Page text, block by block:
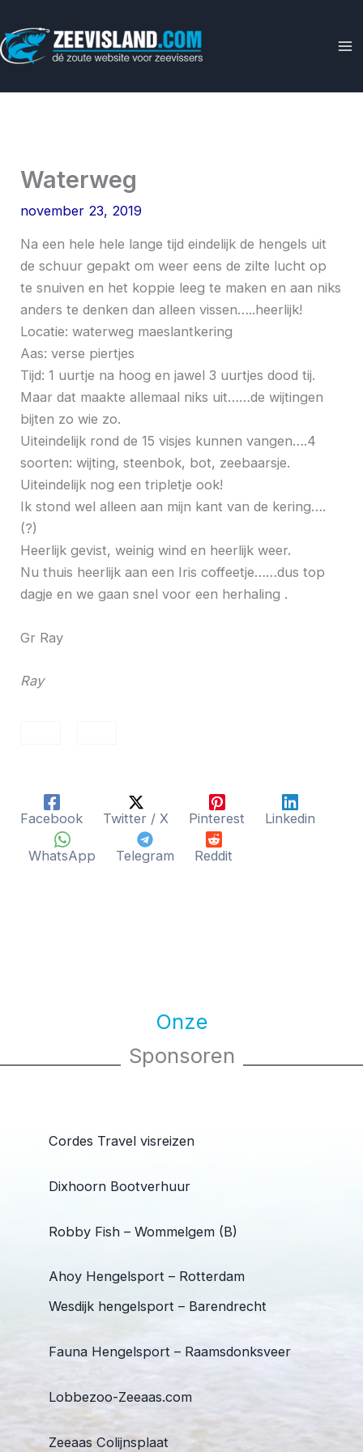
naar
de
Waterweg
november 23, 2019
Na een hele hele lange tijd eindelijk de hengels uit
de schuur gepakt om weer eens de zilte lucht op
te snuiven en het koppie leeg te maken en aan niks
anders te denken dan alleen vissen…..heerlijk!
Locatie: waterweg maeslantkering
Aas: verse piertjes
Tijd: 1 uurtje na hoog en jawel 3 uurtjes dood tij.
Maar dat maakte allemaal niks uit……de wijtingen
bijten zo wie zo.
Uiteindelijk rond de 15 visjes kunnen vangen….4
soorten: wijting, steenbok, bot, zeebaarsje.
Uiteindelijk nog een tripletje ook!
Ik stond wel alleen aan mijn kant van de kering….
(?)
Heerlijk gevist, weinig wind en heerlijk weer.
Nu thuis heerlijk aan een Iris coffeetje……dus top
dagje en we gaan snel voor een herhaling .
Gr Ray
Ray
Facebook Twitter / X Pinterest Linkedin
WhatsApp Telegram Reddit
Onze
Sponsoren
Cordes Travel visreizen
Dixhoorn Bootverhuur
Robby Fish – Wommelgem (B)
Ahoy Hengelsport – Rotterdam
Wesdijk hengelsport – Barendrecht
Fauna Hengelsport – Raamsdonksveer
Lobbezoo-Zeeaas.com
Zeeaas Colijnsplaat